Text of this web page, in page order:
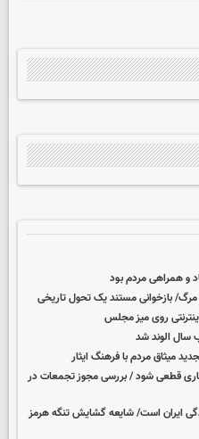
و همراهی مردم بود
مرگ/ بازخوانی مستند یک تحول تاریخی
روی میز مجلس
سال الوند شد
میثاق مردم با فرهنگ ایثار
جاری قطعی شود / بررسی مجوز تجمعات در
ایران است/ شایعه گشایش تنگه هرمز